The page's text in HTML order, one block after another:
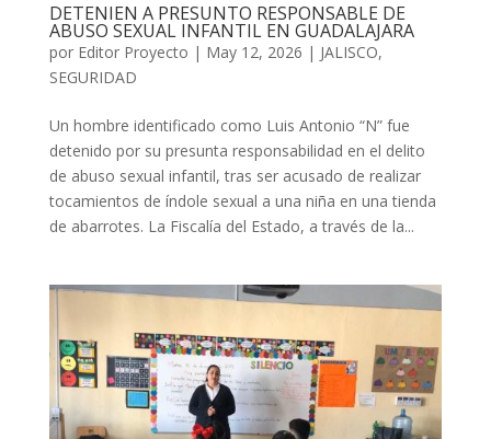
DETENIEN A PRESUNTO RESPONSABLE DE
ABUSO SEXUAL INFANTIL EN GUADALAJARA
por Editor Proyecto | May 12, 2026 | JALISCO,
SEGURIDAD
Un hombre identificado como Luis Antonio “N” fue
detenido por su presunta responsabilidad en el delito
de abuso sexual infantil, tras ser acusado de realizar
tocamientos de índole sexual a una niña en una tienda
de abarrotes. La Fiscalía del Estado, a través de la...